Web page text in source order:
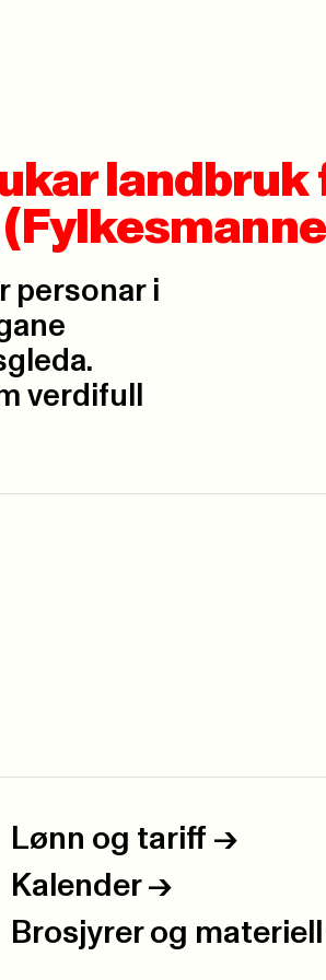
landbruk
personar i
verdifull
Lønn og tariff ->
Kalender ->
Brosjyrer og materiell